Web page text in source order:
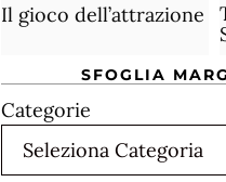
Il gioco dell’attrazione
SFOGLIA
Categorie